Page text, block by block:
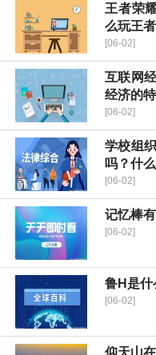
王者荣
么玩王
[06-02]
互联网
经济的
[06-02]
学校组
吗？什
[06-02]
记忆棒
[06-02]
鲁H是什
[06-02]
仰天山